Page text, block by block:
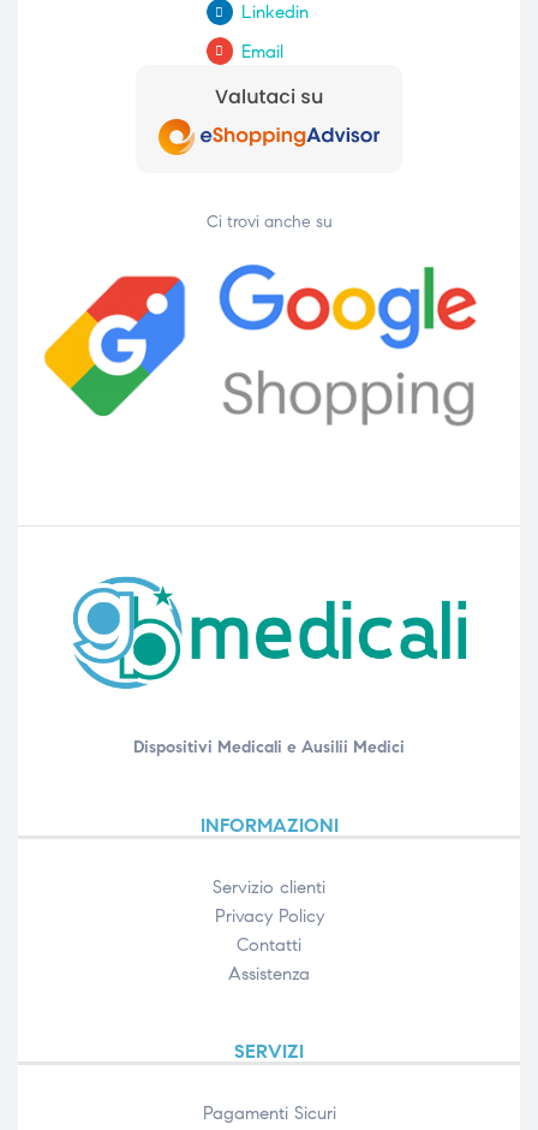
Linkedin
Email
Ci trovi anche su
Dispositivi Medicali e Ausilii Medici
INFORMAZIONI
Servizio clienti
Privacy Policy
Contatti
Assistenza
SERVIZI
Pagamenti Sicuri